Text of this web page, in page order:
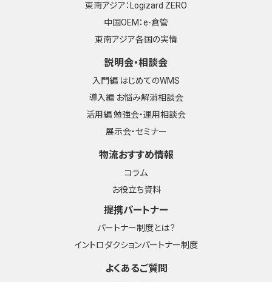
東南アジア：Logizard ZERO
中国OEM：e-倉管
東南アジア各国の実情
説明会・相談会
入門編 はじめてのWMS
導入編 お悩み解消相談会
活用編 勉強会・運用相談会
展示会・セミナー
物流おすすめ情報
コラム
お役立ち資料
提携パートナー
パートナー制度とは？
イントロダクションパートナー制度
よくあるご質問